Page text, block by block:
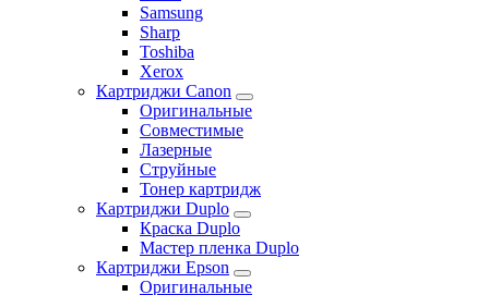
Samsung
Sharp
Toshiba
Xerox
Картриджи Canon
Оригинальные
Совместимые
Лазерные
Струйные
Тонер картридж
Картриджи Duplo
Краска Duplo
Мастер пленка Duplo
Картриджи Epson
Оригинальные